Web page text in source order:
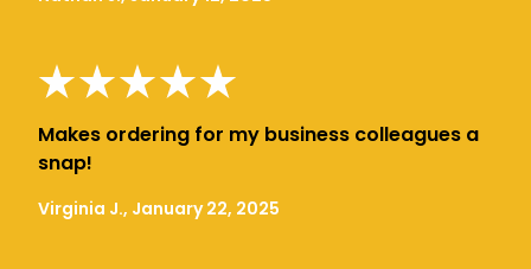
Makes ordering for my business colleagues a
snap!
Virginia J., January 22, 2025